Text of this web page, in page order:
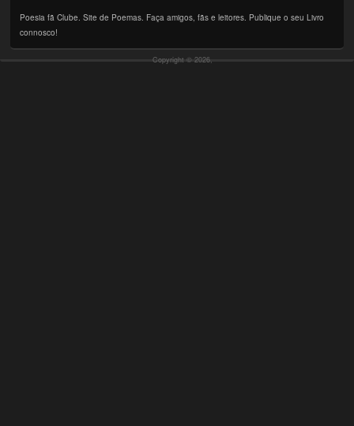
Poesia fã Clube. Site de Poemas. Faça amigos, fãs e leitores. Publique o seu Livro
connosco!
Copyright © 2026,